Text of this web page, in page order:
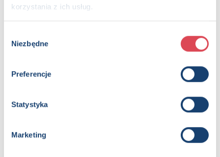
korzystania z ich usług.
zgody
Niezbędne
Preferencje
Statystyka
Marketing
Wesołe rozkładanki. Mali przyjaciele